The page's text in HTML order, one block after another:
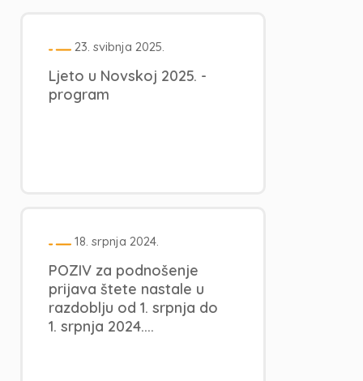
23. svibnja 2025.
Ljeto u Novskoj 2025. -
program
18. srpnja 2024.
POZIV za podnošenje
prijava štete nastale u
razdoblju od 1. srpnja do
1. srpnja 2024....